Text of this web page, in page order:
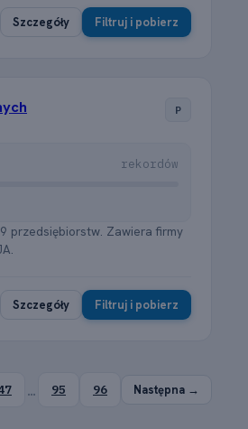
Szczegóły Filtruj i pobierz
P
rekordów
przedsiębiorstw. Zawiera firmy
Szczegóły Filtruj i pobierz
… 95 96 Następna →